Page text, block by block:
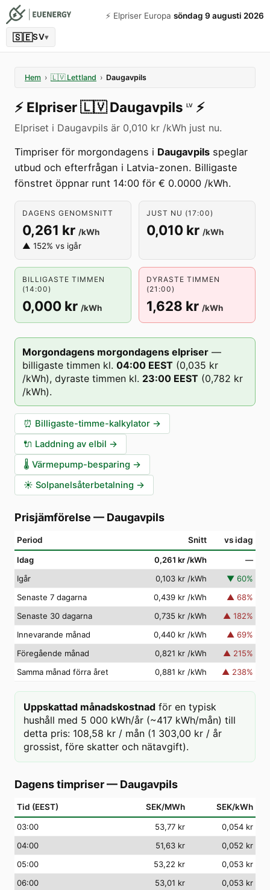
⚡️ Elpriser Europa söndag 9 augusti 2026
🇸🇪SV▾
Hem › 🇱🇻 Lettland › Daugavpils
⚡️ Elpriser🇱🇻 Daugavpils LV ⚡️
Elpriset i Daugavpils är 0,010 kr /kWh just nu.
Timpriser för morgondagens i Daugavpils speglar
utbud och efterfrågan i Latvia-zonen. Billigaste
fönstret öppnar runt 14:00 för € 0.0000 /kWh.
DAGENS GENOMSNITT
0,261 kr /kWh
▲ 152% vs igår
JUST NU (17:00)
0,010 kr /kWh
BILLIGASTE TIMMEN
(14:00)
0,000 kr /kWh
DYRASTE TIMMEN
(21:00)
1,628 kr /kWh
Morgondagens morgondagens elpriser —
billigaste timmen kl. 04:00 EEST (0,035 kr
/kWh), dyraste timmen kl. 23:00 EEST (0,782 kr
/kWh).
⏰ Billigaste-timme-kalkylator →
🔌 Laddning av elbil →
🌡️ Värmepump-besparing →
☀️ Solpanelsåterbetalning →
Prisjämförelse — Daugavpils
Period Snitt vs idag
Idag 0,261 kr /kWh
—
Igår
0,103 kr /kWh ▼ 60%
Senaste 7 dagarna
0,439 kr /kWh ▲ 68%
Senaste 30 dagarna
0,735 kr /kWh ▲ 182%
Innevarande månad
0,440 kr /kWh ▲ 69%
Föregående månad
0,821 kr /kWh ▲ 215%
Samma månad förra året
0,881 kr /kWh ▲ 238%
Uppskattad månadskostnad för en typisk
hushåll med 5 000 kWh/år (~417 kWh/mån) till
detta pris: 108,58 kr / mån (1 303,00 kr / år
grossist, före skatter och nätavgift).
Dagens timpriser— Daugavpils
Tid (EEST) SEK/MWh SEK/kWh
03:00 53,77 kr
0,054 kr
04:00 51,63 kr
0,052 kr
05:00 53,22 kr
0,053 kr
06:00 53,01 kr
0,053 kr